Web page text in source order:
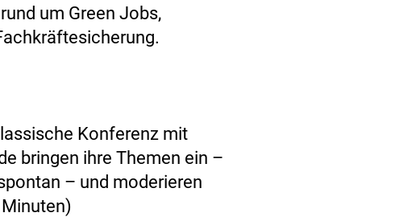
um Green Jobs,
Konferenz mit
bringen ihre Themen ein –
– und moderieren